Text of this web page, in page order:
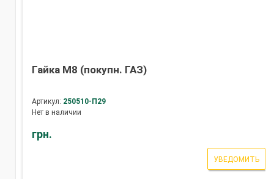
Гайка М8 (покупн. ГАЗ)
Артикул: 250510-П29
Нет в наличии
грн.
УВЕДОМИТЬ